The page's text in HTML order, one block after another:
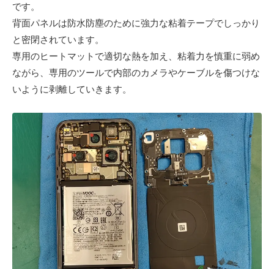
です。
背面パネルは防水防塵のために強力な粘着テープでしっかり
と密閉されています。
専用のヒートマットで適切な熱を加え、粘着力を慎重に弱め
ながら、専用のツールで内部のカメラやケーブルを傷つけな
いように剥離していきます。